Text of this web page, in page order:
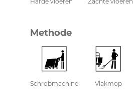
Methode
Schrobmachine Vlakmop